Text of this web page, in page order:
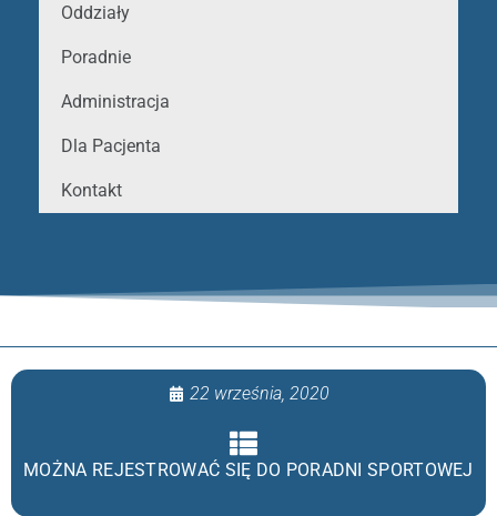
Oddziały
Poradnie
Administracja
Dla Pacjenta
Kontakt
22 września, 2020
MOŻNA REJESTROWAĆ SIĘ DO PORADNI SPORTOWEJ